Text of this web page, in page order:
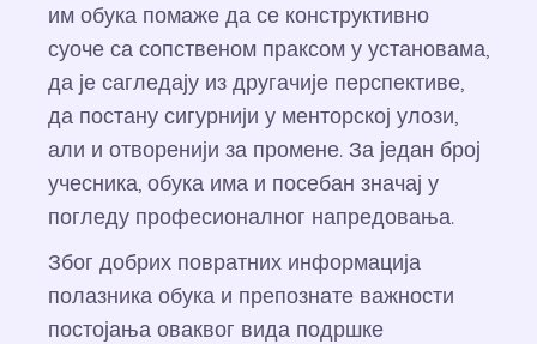
им обука помаже да се конструктивно
суоче са сопственом праксом у установама,
да је сагледају из другачије перспективе,
да постану сигурнији у менторској улози,
али и отворенији за промене. За један број
учесника, обука има и посебан значај у
погледу професионалног напредовања.
Због добрих повратних информација
полазника обука и препознате важности
постојања оваквог вида подршке